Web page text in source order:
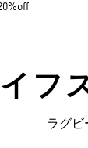
フ
ラグビ